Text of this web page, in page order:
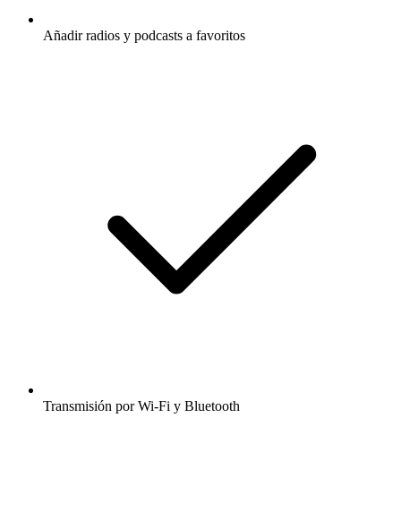
Añadir radios y podcasts a favoritos
Transmisión por Wi-Fi y Bluetooth